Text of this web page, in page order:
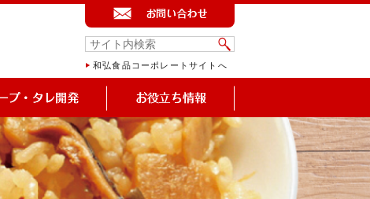
和弘食品コーポレートサイトへ